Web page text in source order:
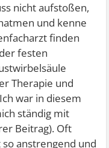
nicht aufstoßen,
und kenne
finden
festen
Therapie und
war in diesem
ständig mit
Beitrag). Oft
so anstrengend und